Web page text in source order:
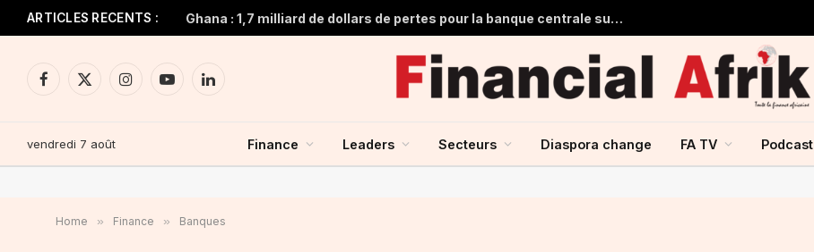
ARTICLES RECENTS : Ghana : 1,7 milliard de dollars de pertes pour la banque centrale sur ses achats d’or en 2025
Facebook
X
InstagramYouTubeLinkedIn
vendredi 7 août Finance Leaders Secteurs Diaspora change FA TV Podcast
Home » Finance » Banques